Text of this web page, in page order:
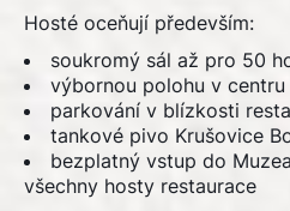
Hosté oceňují především:
soukromý sál až pro 50
výbornou polohu v centru
parkování v blízkosti
tankové pivo Krušovice
bezplatný vstup do
všechny hosty restaurace